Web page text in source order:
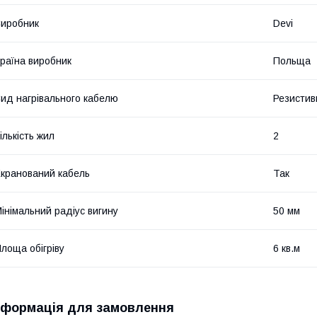
Devi
виробник Польща
нагрівального кабелю
жил 2
кабель Так
радіус вигину 50 мм
обігріву 6 кв.м
для замовлення